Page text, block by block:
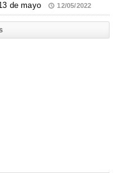
de mayo
12/05/2022